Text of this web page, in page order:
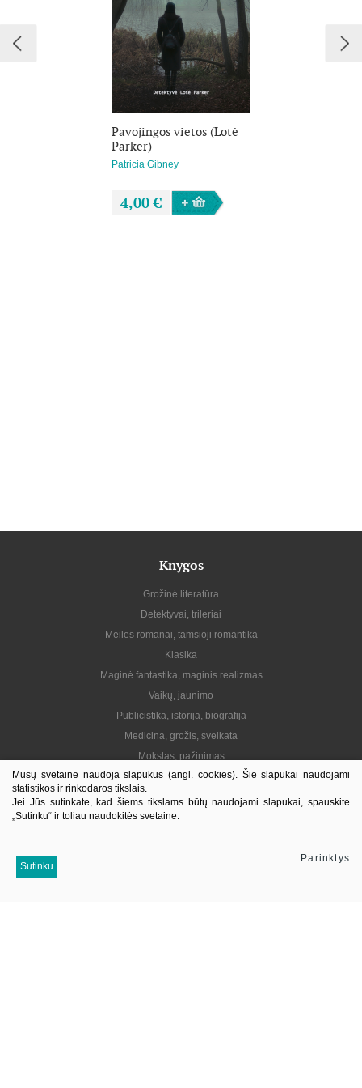
Jei mėgstate Kariną Slaughter, Robertą Dugonį bei
Rachelę Abbott, jums patiks ir naujausias kraują
stingdantis Patricios Gibney trileris. Skaitydami „Niekam
nesakyk“ spėliosite iki paskutinio puslapio.
Pavojingos vietos (Lotė
Parker)
Patricia Gibney
4,00 €
Knygos
Grožinė literatūra
Detektyvai, trileriai
Meilės romanai, tamsioji romantika
Klasika
Maginė fantastika, maginis realizmas
Vaikų, jaunimo
Publicistika, istorija, biografija
Medicina, grožis, sveikata
Mokslas, pažinimas
Praktinė, gyvenimo būdas
Lietuvių autoriai
El. knygos
Mūsų svetainė naudoja slapukus (angl. cookies). Šie slapukai naudojami
statistikos ir rinkodaros tikslais.
Jei Jūs sutinkate, kad šiems tikslams būtų naudojami slapukai, spauskite
„Sutinku“ ir toliau naudokitės svetaine.
Sutinku
Parinktys